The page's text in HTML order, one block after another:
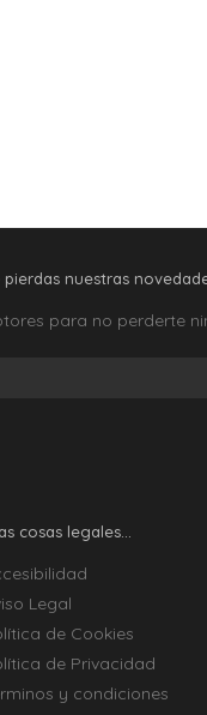
pierdas nuestras
para no perderte
cosas legales...
Legal
de Cookies
de Privacidad
y condiciones